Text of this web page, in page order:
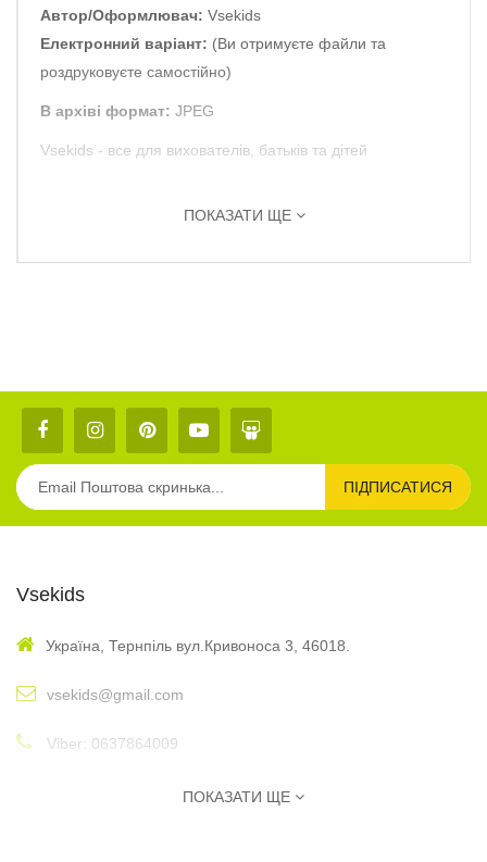
Автор/Оформлювач: Vsekids
Електронний варіант: (Ви отримуєте файли та
роздруковуєте самостійно)
В архіві формат: JPEG
Vsekids - все для вихователів, батьків та дітей
ПОКАЗАТИ ЩЕ
ПІДПИСАТИСЯ
Vsekids
Україна, Тернпіль вул.Кривоноса 3, 46018.
vsekids@gmail.com
Viber: 0637864009
: 10:00 - 17:00ПОКАЗАТИ ЩЕ